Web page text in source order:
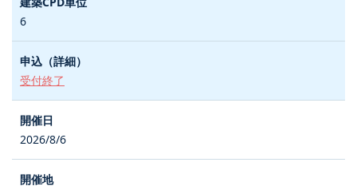
6
受付終了
2026/8/6